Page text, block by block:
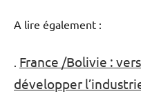
A lire également :
. France /Bolivie :
développer